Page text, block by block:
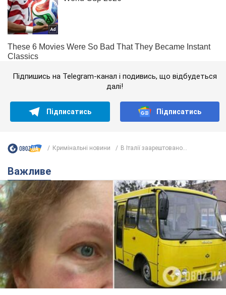
Підпишись на Telegram-канал і подивись, що відбудеться
далі!
Підписатись Підписатись
Кримінальні новини В Італії заарештовано...
Важливе